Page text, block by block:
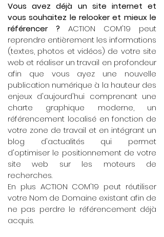
Vous avez déjà un site internet et
vous souhaitez le relooker et mieux le
référencer ? ACTION COM'19 peut
reprendre entièrement les informations
(textes, photos et vidéos) de votre site
web et réaliser un travail en profondeur
afin que vous ayez une nouvelle
publication numérique à la hauteur des
enjeux d'aujourd'hui comprenant une
charte graphique moderne, un
référencement localisé en fonction de
votre zone de travail et en intégrant un
blog d'actualités qui permet
d'optimiser le positionnement de votre
site web sur les moteurs de
recherches.
En plus ACTION COM'19 peut réutiliser
votre Nom de Domaine existant afin de
ne pas perdre le référencement déjà
acquis.